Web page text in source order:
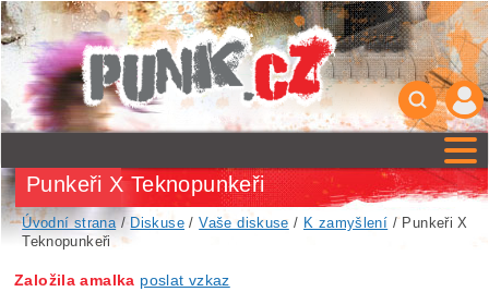
Punkeři X Teknopunkeři
Úvodní strana/ Diskuse /Vaše diskuse / K zamyšlení / Punkeři X
Teknopunkeři
Založila amalka poslat vzkaz